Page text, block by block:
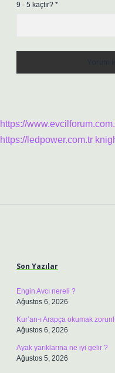
9 - 5 kaçtır? *
https://
https://ledpower.com.tr
Son Yazılar
Engin Avcı nereli ?
Ağustos 6, 2026
Kur’an-ı Arapça okumak
Ağustos 6, 2026
Ayak yarıklarına ne iyi gelir ?
Ağustos 5, 2026